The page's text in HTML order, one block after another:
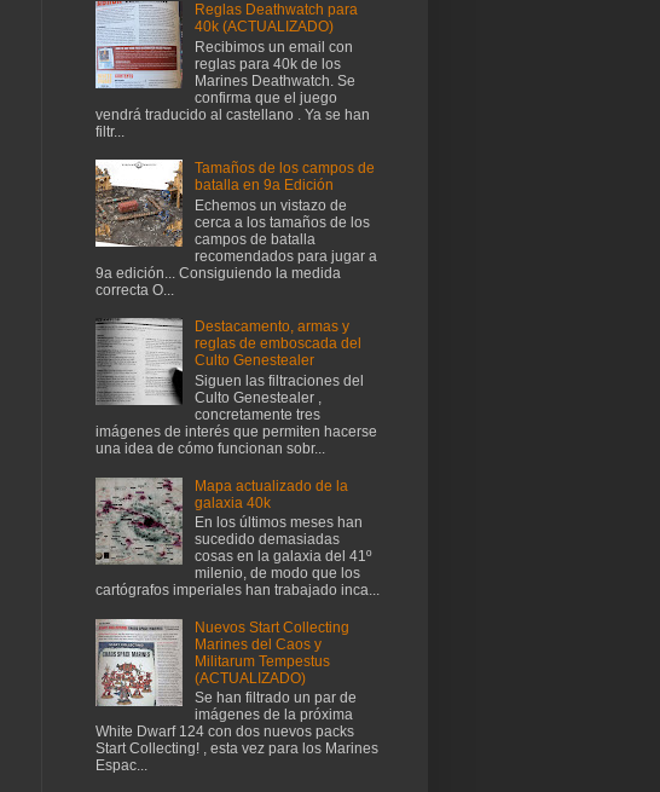
Reglas Deathwatch para
40k (ACTUALIZADO)
Recibimos un email con
reglas para 40k de los
Marines Deathwatch. Se
confirma que el juego
vendrá traducido al castellano . Ya se han
filtr...
Tamaños de los campos de
batalla en 9a Edición
Echemos un vistazo de
cerca a los tamaños de los
campos de batalla
recomendados para jugar a
9a edición... Consiguiendo la medida
correcta O...
Destacamento, armas y
reglas de emboscada del
Culto Genestealer
Siguen las filtraciones del
Culto Genestealer ,
concretamente tres
imágenes de interés que permiten hacerse
una idea de cómo funcionan sobr...
Mapa actualizado de la
galaxia 40k
En los últimos meses han
sucedido demasiadas
cosas en la galaxia del 41º
milenio, de modo que los
cartógrafos imperiales han trabajado inca...
Nuevos Start Collecting
Marines del Caos y
Militarum Tempestus
(ACTUALIZADO)
Se han filtrado un par de
imágenes de la próxima
White Dwarf 124 con dos nuevos packs
Start Collecting! , esta vez para los Marines
Espac...